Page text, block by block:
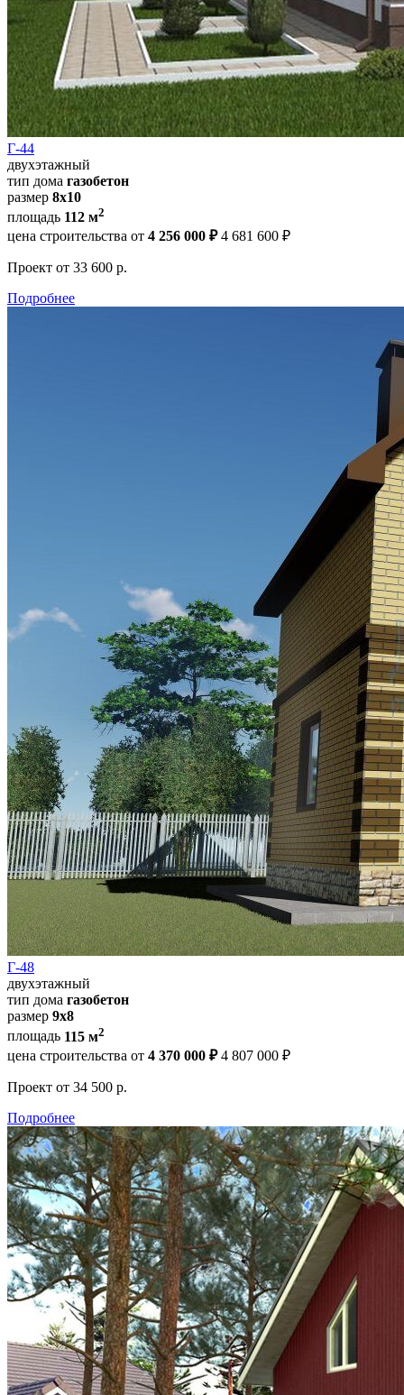
Г-44
двухэтажный
тип дома газобетон
размер 8х10
площадь 112 м2
цена строительства от 4 256 000 ₽ 4 681 600 ₽
Проект от 33 600 р.
Подробнее
Г-48
двухэтажный
тип дома газобетон
размер 9х8
площадь 115 м2
цена строительства от 4 370 000 ₽ 4 807 000 ₽
Проект от 34 500 р.
Подробнее